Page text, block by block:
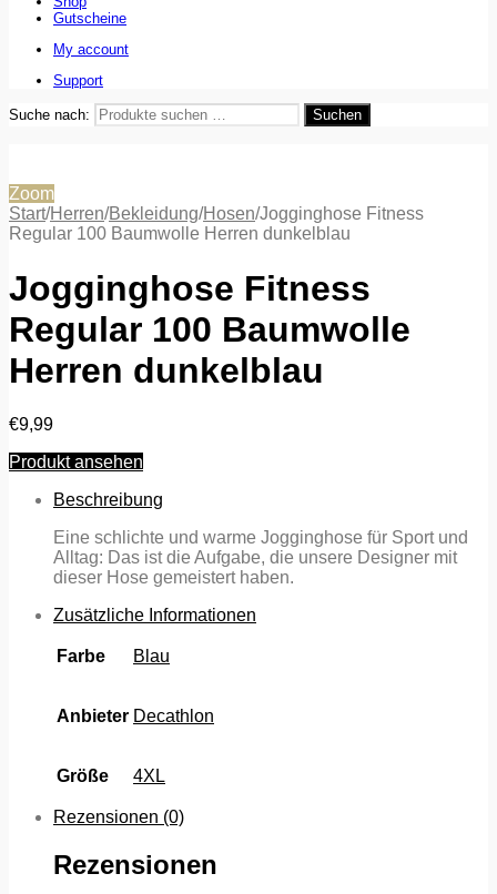
Gutscheine
My account
Support
Suche nach: Suchen
Zoom
Start/Herren/Bekleidung/Hosen/Jogginghose Fitness
Regular 100 Baumwolle Herren dunkelblau
Jogginghose Fitness
Regular 100 Baumwolle
Herren dunkelblau
€9,99
Produkt ansehen
Beschreibung
Eine schlichte und warme Jogginghose für Sport und
Alltag: Das ist die Aufgabe, die unsere Designer mit
dieser Hose gemeistert haben.
Zusätzliche Informationen
Farbe Blau
Anbieter Decathlon
Größe 4XL
Rezensionen (0)
Rezensionen